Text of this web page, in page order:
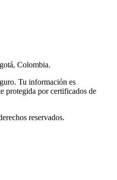
Colombia.
Tu información es
protegida por certificados de
reservados.